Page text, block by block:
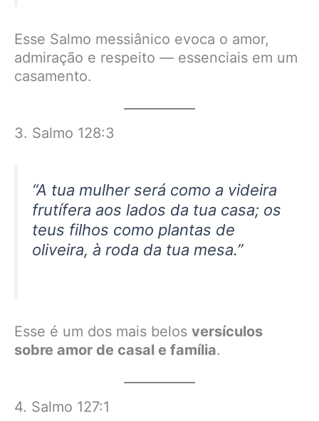
Esse Salmo messiânico evoca o amor,
admiração e respeito — essenciais em um
casamento.
3. Salmo 128:3
“A tua mulher será como a videira
frutífera aos lados da tua casa; os
teus filhos como plantas de
oliveira, à roda da tua mesa.”
Esse é um dos mais belos versículos
sobre amor de casal e família.
4. Salmo 127:1